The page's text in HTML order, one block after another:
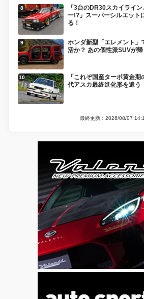
「3台のDR30スカイライ
ー!?」スーパーシルエット
る！
ホンダ新型「エレメント」
活か？ あの個性派SUVが
「これぞ国産ターボ黄金
代アスカ最終進化形を追う
最終更新：2026/08/07